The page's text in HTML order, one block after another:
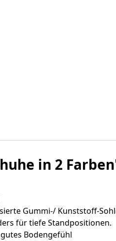
in 2
Gummi-/ Kunststoff-
für tiefe Standpositionen.
Bodengefühl